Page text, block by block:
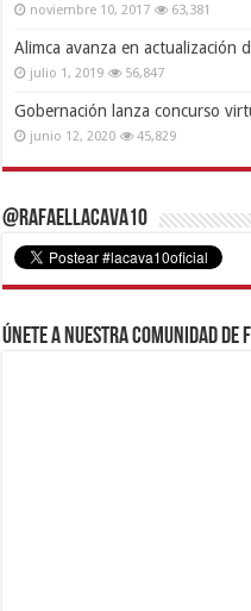
noviembre 10, 2017 63,381
Alimca avanza en actualización
julio 1, 2019 56,847
Gobernación lanza concurso
junio 12, 2020 45,829
@RafaelLacava10
Únete a nuestra comunidad de